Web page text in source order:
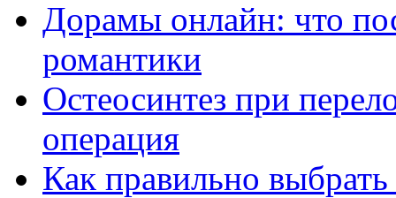
Дорамы онлайн: что
романтики
Остеосинтез при
операция
Как правильно